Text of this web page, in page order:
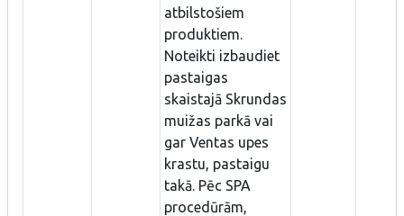
atbilstošiem
produktiem.
Noteikti izbaudiet
pastaigas
skaistajā Skrundas
muižas parkā vai
gar Ventas upes
krastu, pastaigu
takā. Pēc SPA
procedūrām,